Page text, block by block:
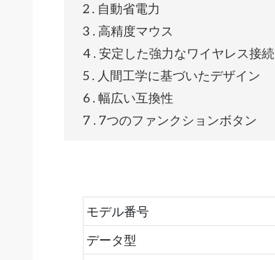
2 . 自動省電力
3 . 高精度マウス
4 . 安定した強力なワイヤレス接続
5 . 人間工学に基づいたデザイン
6 . 幅広い互換性
7 . 7つのファンクションボタン
モデル番号
データ型